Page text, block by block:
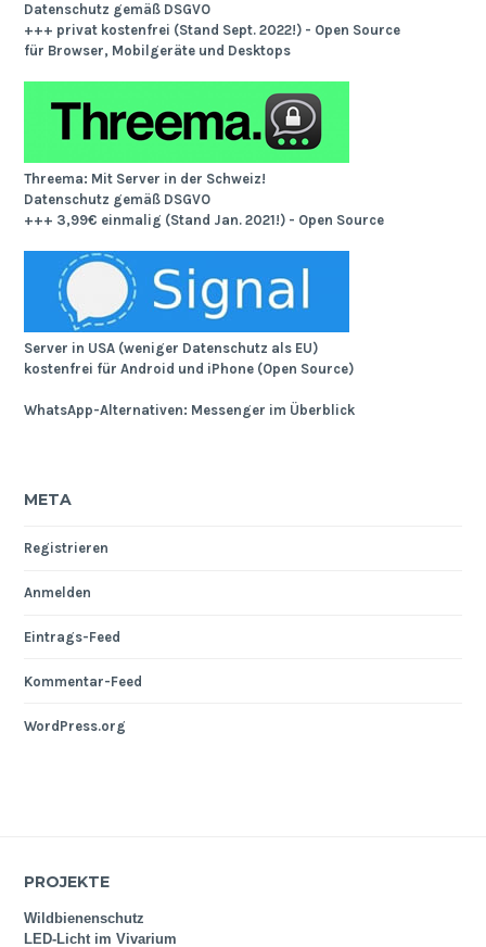
Datenschutz gemäß DSGVO
+++ privat kostenfrei (Stand Sept. 2022!) - Open Source
für Browser, Mobilgeräte und Desktops
Threema: Mit Server in der Schweiz!
Datenschutz gemäß DSGVO
+++ 3,99€ einmalig (Stand Jan. 2021!) - Open Source
Server in USA (weniger Datenschutz als EU)
kostenfrei für Android und iPhone (Open Source)
WhatsApp-Alternativen: Messenger im Überblick
META
Registrieren
Anmelden
Eintrags-Feed
Kommentar-Feed
WordPress.org
PROJEKTE
Wildbienenschutz
LED-Licht im Vivarium